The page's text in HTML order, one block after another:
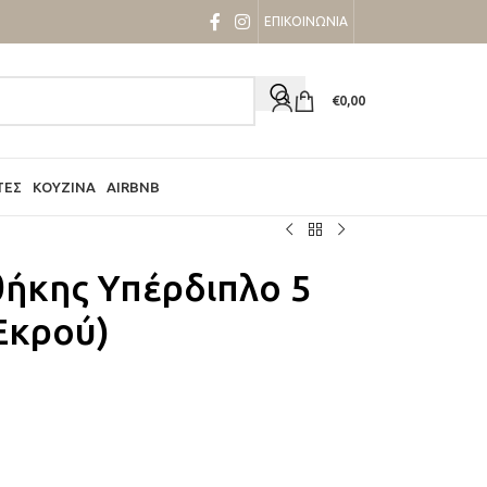
ΕΠΙΚΟΙΝΩΝΙΑ
€0,00
ΚΟΥΖΊΝΑ AIRBNB
Υπέρδιπλο 5